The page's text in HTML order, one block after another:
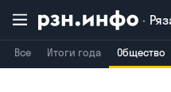
Все Итоги года Общество
Воронеж